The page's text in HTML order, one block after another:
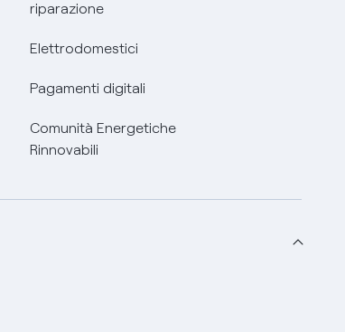
riparazione
Elettrodomestici
Pagamenti digitali
Comunità Energetiche
Rinnovabili